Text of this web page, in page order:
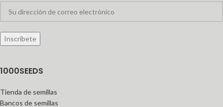
1000SEEDS
Tienda de semillas
Bancos de semillas